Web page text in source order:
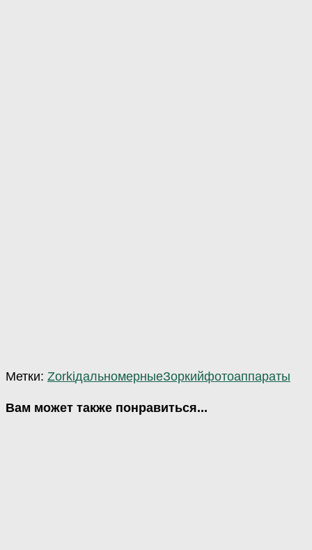
Метки: ZorkiдальномерныеЗоркийфотоаппараты
Вам может также понравиться...